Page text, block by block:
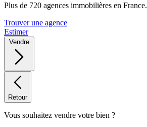
Plus de 720 agences immobilières en France.
Trouver une agence
Estimer
Vendre
Retour
Vous souhaitez vendre votre bien ?